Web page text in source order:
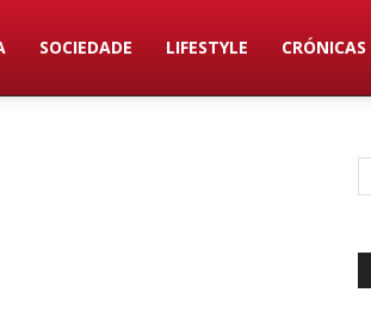
SOCIEDADE LIFESTYLE CRÓNICAS